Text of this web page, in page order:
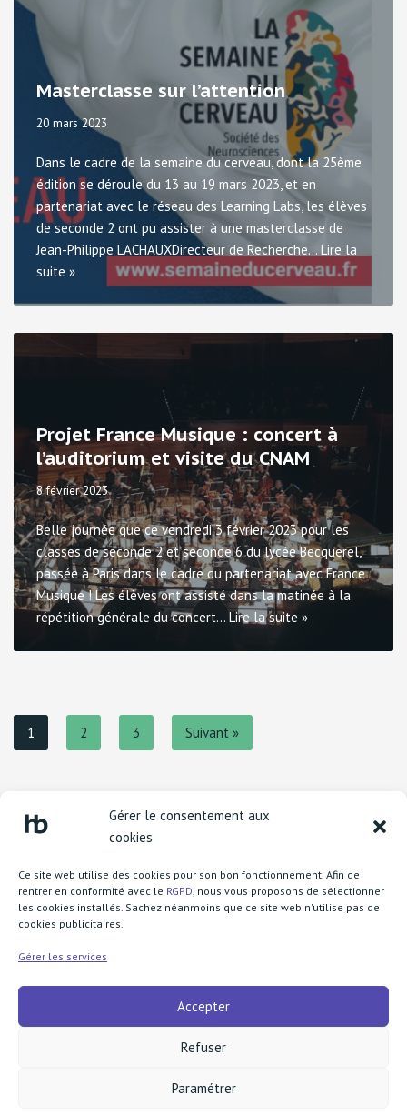
Gérer le consentement aux
cookies
Ce site web utilise des cookies pour son bon fonctionnement. Afin de
rentrer en conformité avec le RGPD, nous vous proposons de sélectionner
les cookies installés. Sachez néanmoins que ce site web n'utilise pas de
cookies publicitaires.
Gérer les services
Accepter
Refuser
Paramétrer
Masterclasse sur l’attention
20 mars 2023
Dans le cadre de la semaine du cerveau, dont la 25ème
édition se déroule du 13 au 19 mars 2023, et en
partenariat avec le réseau des Learning Labs, les élèves
de seconde 2 ont pu assister à une masterclasse de
Jean-Philippe LACHAUXDirecteur de Recherche… Lire la
suite »
Projet France Musique : concert à
l’auditorium et visite du CNAM
8 février 2023
Belle journée que ce vendredi 3 février 2023 pour les
classes de seconde 2 et seconde 6 du lycée Becquerel,
passée à Paris dans le cadre du partenariat avec France
Musique ! Les élèves ont assisté dans la matinée à la
répétition générale du concert…Lire la suite »
1 2 3 Suivant »
Lycée Henri Becquerel
1 boulevard Henri Rousselle
call +33 1 64 08 73 83